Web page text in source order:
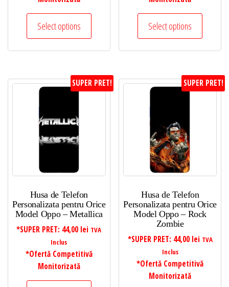
Select options Select options
SUPER PRET!
Husa de Telefon
Personalizata pentru Orice
Model Oppo – Metallica
*SUPER PRET: 44,00 lei TVA
Inclus
*Ofertă Competitivă
Monitorizată
SUPER PRET!
Husa de Telefon
Personalizata pentru Orice
Model Oppo – Rock
Zombie
*SUPER PRET: 44,00 lei TVA
Inclus
*Ofertă Competitivă
Monitorizată